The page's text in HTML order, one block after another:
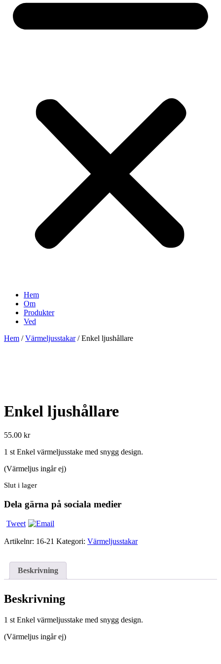
Hem
Om
Produkter
Ved
Hem /Värmeljusstakar/ Enkel ljushållare
Enkel ljushållare
55.00 kr
1 st Enkel värmeljusstake med snygg design.
(Värmeljus ingår ej)
Slut i lager
Dela gärna på sociala medier
Tweet
Artikelnr: 16-21 Kategori: Värmeljusstakar
Beskrivning
Beskrivning
1 st Enkel värmeljusstake med snygg design.
(Värmeljus ingår ej)